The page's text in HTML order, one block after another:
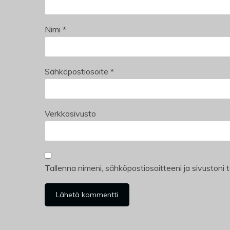
Nimi *
Sähköpostiosoite *
Verkkosivusto
Tallenna nimeni, sähköpostiosoitteeni ja